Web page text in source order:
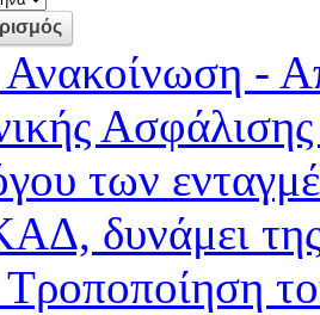
Ανακοίνωση -
των
δυνάμει